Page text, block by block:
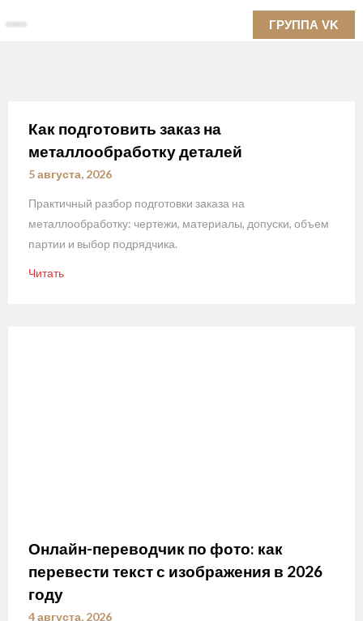
to
ГРУППА VK
Как подготовить заказ на
металлообработку деталей
5 августа, 2026
Практичный разбор подготовки заказа на
металлообработку: чертежи, материалы, допуски, объем
партии и выбор подрядчика.
Читать
Онлайн-переводчик по фото: как
перевести текст с изображения в 2026
году
4 августа, 2026